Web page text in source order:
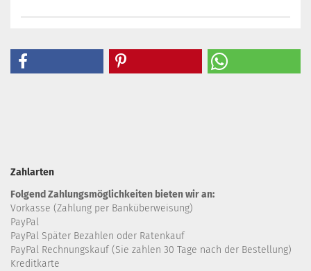
Zahlarten
Folgend Zahlungsmöglichkeiten bieten wir an:
Vorkasse (Zahlung per Banküberweisung)
PayPal
PayPal Später Bezahlen oder Ratenkauf
PayPal Rechnungskauf (Sie zahlen 30 Tage nach der Bestellung)
Kreditkarte